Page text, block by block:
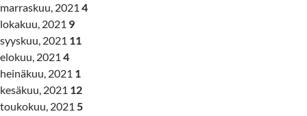
marraskuu, 2021 4
lokakuu, 2021 9
syyskuu, 2021 11
elokuu, 2021 4
heinäkuu, 2021 1
kesäkuu, 2021 12
toukokuu, 2021 5